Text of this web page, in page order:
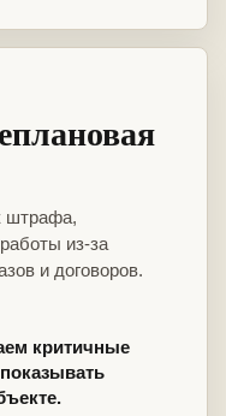
штрафа,
из-за
и договоров.
критичные